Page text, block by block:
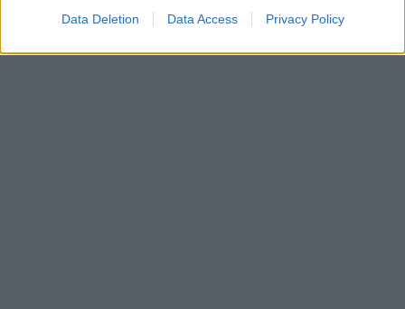
Data Deletion Data Access Privacy Policy